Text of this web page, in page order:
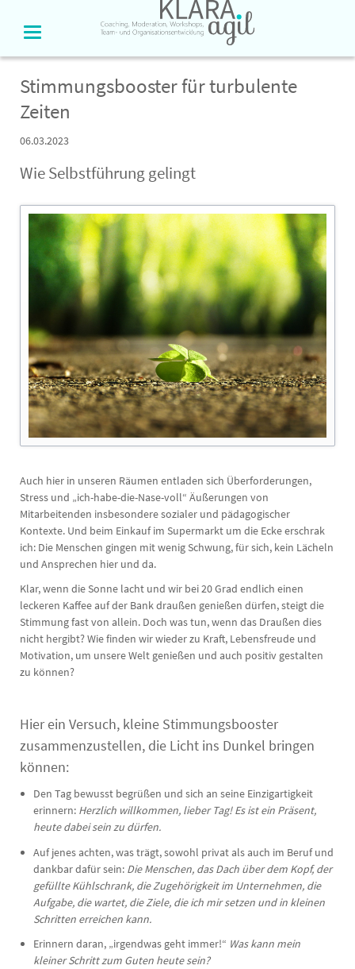
Stimmungsbooster für turbulente
Zeiten
06.03.2023
Wie Selbstführung gelingt
Auch hier in unseren Räumen entladen sich Überforderungen,
Stress und „ich-habe-die-Nase-voll“ Äußerungen von
Mitarbeitenden insbesondere sozialer und pädagogischer
Kontexte. Und beim Einkauf im Supermarkt um die Ecke erschrak
ich: Die Menschen gingen mit wenig Schwung, für sich, kein Lächeln
und Ansprechen hier und da.
Klar, wenn die Sonne lacht und wir bei 20 Grad endlich einen
leckeren Kaffee auf der Bank draußen genießen dürfen, steigt die
Stimmung fast von allein. Doch was tun, wenn das Draußen dies
nicht hergibt? Wie finden wir wieder zu Kraft, Lebensfreude und
Motivation, um unsere Welt genießen und auch positiv gestalten
zu können?
Hier ein Versuch, kleine Stimmungsbooster
zusammenzustellen, die Licht ins Dunkel bringen
können:
Den Tag bewusst begrüßen und sich an seine Einzigartigkeit
erinnern: Herzlich willkommen, lieber Tag! Es ist ein Präsent,
heute dabei sein zu dürfen.
Auf jenes achten, was trägt, sowohl privat als auch im Beruf und
dankbar dafür sein: Die Menschen, das Dach über dem Kopf, der
gefüllte Kühlschrank, die Zugehörigkeit im Unternehmen, die
Aufgabe, die wartet, die Ziele, die ich mir setzen und in kleinen
Schritten erreichen kann.
Erinnern daran, „irgendwas geht immer!“ Was kann mein
kleiner Schritt zum Guten heute sein?